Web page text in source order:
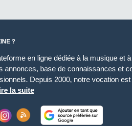
?
en ligne dédiée à la musique et
annonces, base de connaissances et
Depuis 2000, notre vocation
la suite